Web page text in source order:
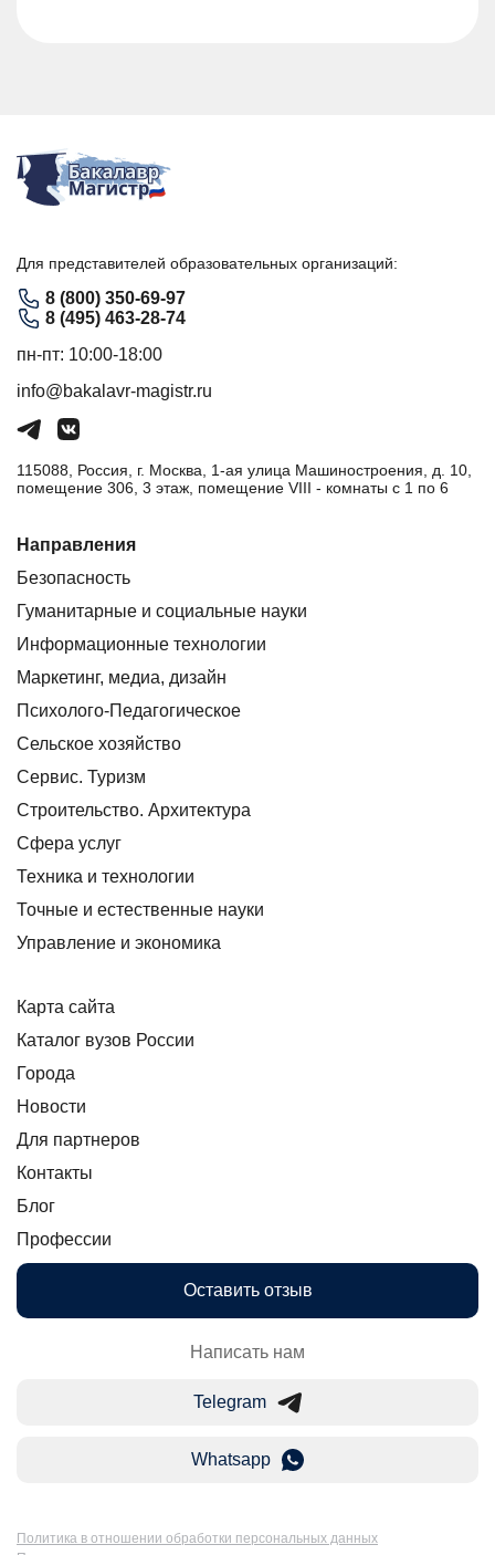
Для представителей образовательных организаций:
8 (800) 350-69-97
8 (495) 463-28-74
пн-пт: 10:00-18:00
info@bakalavr-magistr.ru
115088, Россия, г. Москва, 1-ая улица Машиностроения, д. 10,
помещение 306, 3 этаж, помещение VIII - комнаты с 1 по 6
Направления
Безопасность
Гуманитарные и социальные науки
Информационные технологии
Маркетинг, медиа, дизайн
Психолого-Педагогическое
Сельское хозяйство
Сервис. Туризм
Строительство. Архитектура
Сфера услуг
Техника и технологии
Точные и естественные науки
Управление и экономика
Карта сайта
Каталог вузов России
Города
Новости
Для партнеров
Контакты
Блог
Профессии
Оставить отзыв
Написать нам
Telegram
Whatsapp
Политика в отношении обработки персональных данных